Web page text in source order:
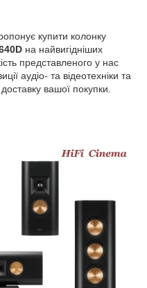
купити колонку
на найвигідніших
представленого у нас
аудіо- та відеотехніки та
вашої покупки.